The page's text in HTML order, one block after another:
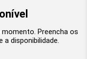
Preencha os
a disponibilidade.